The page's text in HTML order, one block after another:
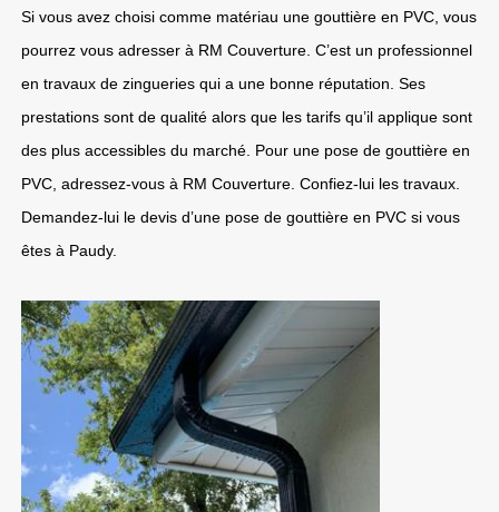
Si vous avez choisi comme matériau une gouttière en PVC, vous
pourrez vous adresser à RM Couverture. C’est un professionnel
en travaux de zingueries qui a une bonne réputation. Ses
prestations sont de qualité alors que les tarifs qu’il applique sont
des plus accessibles du marché. Pour une pose de gouttière en
PVC, adressez-vous à RM Couverture. Confiez-lui les travaux.
Demandez-lui le devis d’une pose de gouttière en PVC si vous
êtes à Paudy.